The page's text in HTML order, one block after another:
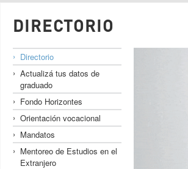
DIRECTORIO
Directorio
Actualizá tus datos de
graduado
Fondo Horizontes
Orientación vocacional
Mandatos
Mentoreo de Estudios en el
Extranjero